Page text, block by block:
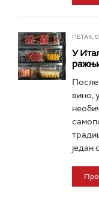
ПЕТАК,
У
После
вино,
један